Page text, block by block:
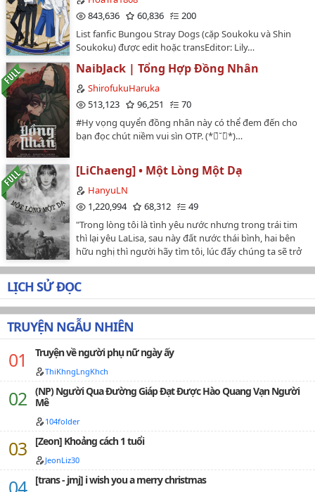
Của cô." Mặc Nhiên à! Anh chỉ yêu mình em thôi! Cái
người Huyên Huyên kia cả thân thể như cây củi khô.
Mông không có ngực càng không, quen nhau 5 năm
mà chỉ cho anh nắm tay.Cô ta không giống như em,
xinh đẹp lại biết cách chiều chuộng anh . Toàn thân cái
gì cũng tốt hơn cô ta, anh chỉ yêu mình em thôi Mặc
Nhiên. Làm hiệp nữa nào." Ghét anh quá, để Huyên
Huyên mà nghe anh nói lúc này, cô ta đau lòng chết
thôi." em lo lắng cái gì!? Hôm nay cô ta không về đâu,
nghe anh chiều thêm một hiệp nữa đi.Huyên Huyên,
nghe được những lời mà người con trai cô yêu nhất
của cô Mặc Nhiên. Cô đau lòng không dám đẩy cánh
cửa kia ra.Chỉ biết ôm mặt khóc chạy ra ban công, hét
thật lớn....chỉ muốn tâm trạng tốt hơn chút. Có thể do
cô bất cẩn dùng sức hơi lớn ngã về phía tr…
được tên của 2 anh công nên tên thụ là mình tự nghĩ.
không giống nhau.*************Bởi vì 6 chương đầu
là mình cố gắng ép theo văn phong của au cũ nên vui
lòng k chê bai văn phong và nội dung trong đó. Xin
cảm ơn!!!!!***************Truyện viết nhằm mục
đích giải trí nếu bạn au trước thấy và không cho phép
mình viết tiếp xin cứ nt với mình.P/S: Nếu đã có ai viết
về bộ này rồi thì làm ơn nói và cho mình xin tên.(Tuy là
viết theo ý thích nhưng vẫn rất mong sự ủng hộ của
chắc au cũng xin bạn au cũ cho viết hết luôn chứ xóa đi
thì au không nỡ 😢…
843,636
60,836
200
List fanfic Bungou Stray Dogs (cặp Soukoku và Shin
Soukoku) được edit hoặc transEditor: Lily…
NaibJack | Tổng Hợp Đồng Nhân
ShirofukuHaruka
513,123
96,251
70
#Hy vọng quyển đồng nhân này có thể đem đến cho
bạn đọc chút niềm vui sìn OTP. (*ฅ́˘ฅ̀*)…
[LiChaeng] • Một Lòng Một Dạ
HanyuLN
1,220,994
68,312
49
"Trong lòng tôi là tình yêu nước nhưng trong trái tim
thì lại yêu LaLisa, sau này đất nước thái bình, hai bên
hữu nghị thì người hãy tìm tôi, lúc đấy chúng ta sẽ trở
thành vợ chồng."Tác phẩm này MANG YẾU TỐ PHI
LỊCH SỬ, NÓ NẰM TRONG TRÍ TƯỞNG TƯỢNG CỦA
TÁC GIẢ, KHÔNG XOÁY SÂU VÀO CÁC SỰ KIỆN LỊCH SỬ
VIỆT NAM, CHỈ TẬP TRUNG VÀO TÌNH CẢM CỦA
LICHAENG. Thống đốc Thái Lan LaLisa × Tiểu thư Hội
đồng Phác Thái Anh.01/10/2021 - 08/11/2021*có sự hỗ
LỊCH SỬ ĐỌC
TRUYỆN NGẪU NHIÊN
Truyện về người phụ nữ ngày ấy
ThiKhngLngKhch
(NP) Người Qua Đường Giáp Đạt Được Hào Quang Vạn Người
Mê
104folder
[Zeon] Khoảng cách 1 tuổi
JeonLiz30
[trans - jmj] i wish you a merry christmas